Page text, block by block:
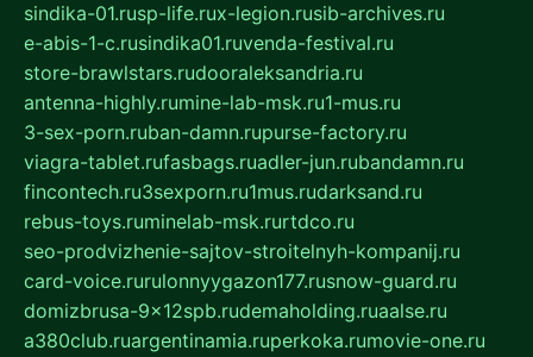
sindika-01.rusp-life.rux-legion.rusib-archives.ru
e-abis-1-c.rusindika01.ruvenda-festival.ru
store-brawlstars.rudooraleksandria.ru
antenna-highly.rumine-lab-msk.ru1-mus.ru
3-sex-porn.ruban-damn.rupurse-factory.ru
viagra-tablet.rufasbags.ruadler-jun.rubandamn.ru
fincontech.ru3sexporn.ru1mus.rudarksand.ru
rebus-toys.ruminelab-msk.rurtdco.ru
seo-prodvizhenie-sajtov-stroitelnyh-kompanij.ru
card-voice.rurulonnyygazon177.rusnow-guard.ru
domizbrusa-9x12spb.rudemaholding.ruaalse.ru
a380club.ruargentinamia.ruperkoka.rumovie-one.ru